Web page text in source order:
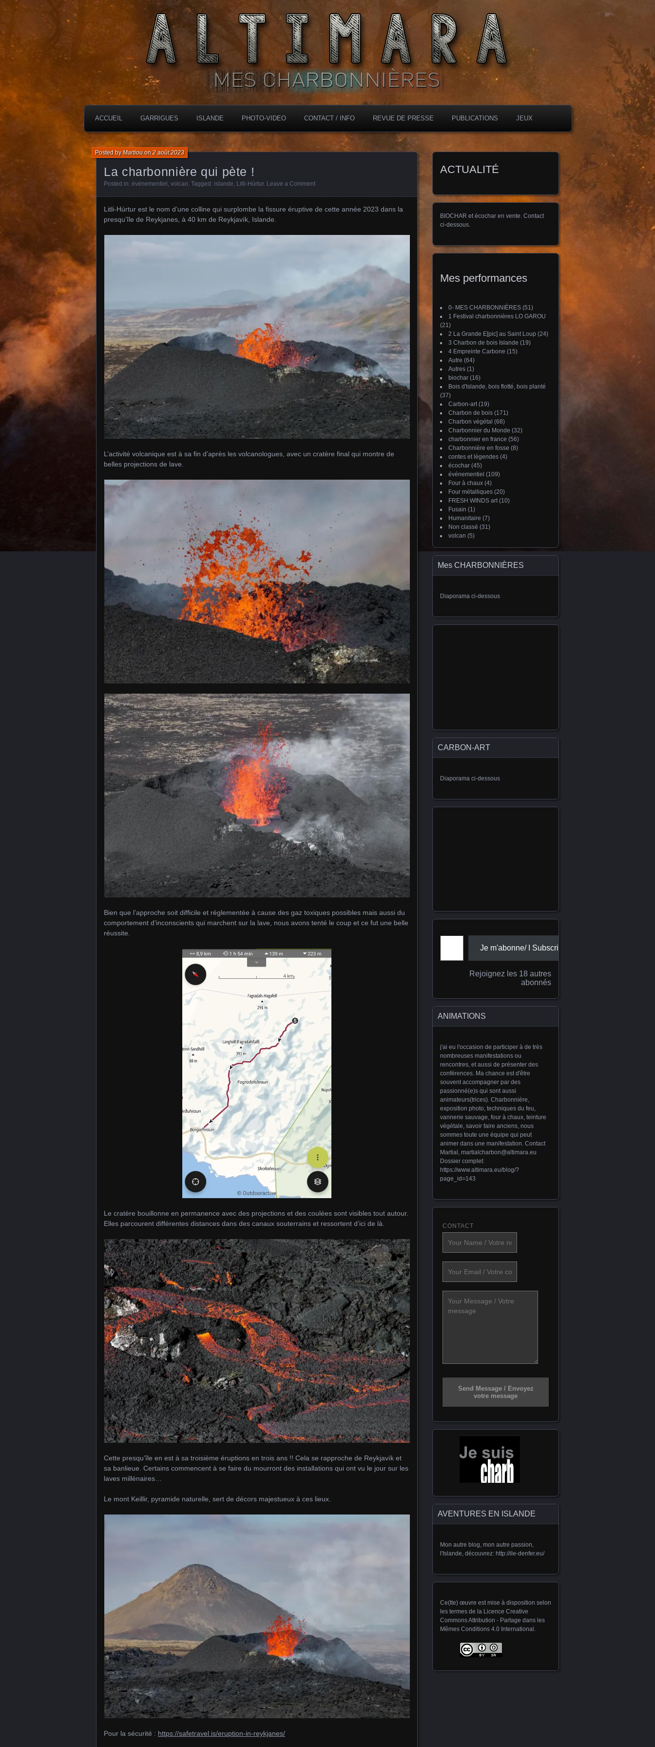
ALTIMARA
MES CHARBONNIÈRES
ACCUEIL GARRIGUES ISLANDE PHOTO-VIDEO CONTACT / INFO REVUE DE PRESSE PUBLICATIONS JEUX
La charbonnière qui pète !
Posted byMartiouon2 août 2023
Posted in: événementiel , volcan. Tagged: islande, Litli-Húrtur. Leave a Comment
Litli-Húrtur est le nom d’une colline qui surplombe la fissure éruptive de cette année 2023 dans la
presqu’île de Reykjanes, à 40 km de Reykjavík, Islande.
L’activité volcanique est à sa fin d’après les volcanologues, avec un cratère final qui montre de
belles projections de lave.
Bien que l’approche soit difficile et réglementée à cause des gaz toxiques possibles mais aussi du
comportement d’inconscients qui marchent sur la lave, nous avons tenté le coup et ce fut une belle
réussite.
Le cratère bouillonne en permanence avec des projections et des coulées sont visibles tout autour.
Elles parcourent différentes distances dans des canaux souterrains et ressortent d’ici de là.
Cette presqu’île en est à sa troisième éruptions en trois ans !! Cela se rapproche de Reykjavík et
sa banlieue. Certains commencent à se faire du mourront des installations qui ont vu le jour sur les
laves millénaires…
Le mont Keillir, pyramide naturelle, sert de décors majestueux à ces lieux.
Pour la sécurité : https://safetravel.is/eruption-in-reykjanes/
ACTUALITÉ
BIOCHAR et écochar en vente. Contact
ci-dessous.
Mes performances
0- MES CHARBONNIÈRES (51)
1 Festival charbonnières LO GAROU
(21)
2 La Grande E[pic] au Saint Loup (24)
3 Charbon de bois Islande (19)
4 Empreinte Carbone (15)
Autre (64)
Autres (1)
biochar (16)
Bois d'Islande, bois flotté, bois planté
(37)
Carbon-art(19)
Charbon de bois (171)
Charbon végétal (68)
Charbonnier du Monde (32)
charbonnier en france (56)
Charbonnière en fosse (8)
contes et légendes (4)
écochar (45)
événementiel (109)
Four à chaux (4)
Four métalliques (20)
FRESH WINDS art(10)
Fusain (1)
Humanitaire (7)
Non classé (31)
volcan (5)
Mes CHARBONNIÈRES
Diaporama ci-dessous
CARBON-ART
Diaporama ci-dessous
Adresse e-mail
Je m'abonne/ I Subscribe
Rejoignez les 18 autres
abonnés
ANIMATIONS
j'ai eu l'occasion de participer à de très
nombreuses manifestations ou
rencontres, et aussi de présenter des
conférences. Ma chance est d'être
souvent accompagner par des
passionné(e)s qui sont aussi
animateurs(trices). Charbonnière,
exposition photo, techniques du feu,
vannerie sauvage, four à chaux, teinture
végétale, savoir faire anciens, nous
sommes toute une équipe qui peut
animer dans une manifestation. Contact
Martial, martialcharbon@altimara.eu
Dossier complet:
https://www.altimara.eu/blog/?
page_id=143
CONTACT
Send Message / Envoyez
votre message
AVENTURES EN ISLANDE
Mon autre blog, mon autre passion,
l'Islande, découvrez: http://ile-denfer.eu/
Ce(tte) œuvre est mise à disposition selon
les termes de la Licence Creative
Commons Attribution - Partage dans les
Mêmes Conditions 4.0 International .